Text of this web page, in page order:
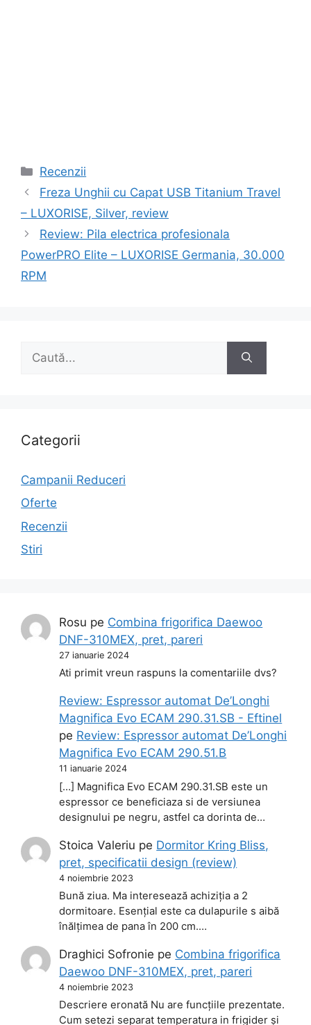
Categorii
Recenzii
Navigare
Freza Unghii cu Capat USB Titanium Travel
– LUXORISE, Silver, review
Review: Pila electrica profesionala
PowerPRO Elite – LUXORISE Germania, 30.000
RPM
după:
Categorii
Campanii Reduceri
Oferte
Recenzii
Stiri
Rosu pe Combina frigorifica Daewoo
DNF-310MEX, pret, pareri
27 ianuarie 2024
Ati primit vreun raspuns la comentariile dvs?
Review: Espressor automat De’Longhi
Magnifica Evo ECAM 290.31.SB - Eftinel
pe Review: Espressor automat De’Longhi
Magnifica Evo ECAM 290.51.B
11 ianuarie 2024
[…] Magnifica Evo ECAM 290.31.SB este un
espressor ce beneficiaza si de versiunea
designului pe negru, astfel ca dorinta de…
Stoica Valeriu pe Dormitor Kring Bliss,
pret, specificatii design (review)
4 noiembrie 2023
Bună ziua. Ma interesează achiziția a 2
dormitoare. Esențial este ca dulapurile s aibă
înălțimea de pana în 200 cm.…
Draghici Sofronie pe Combina frigorifica
Daewoo DNF-310MEX, pret, pareri
4 noiembrie 2023
Descriere eronată Nu are funcțiile prezentate.
Cum setezi separat temperatura in frigider și